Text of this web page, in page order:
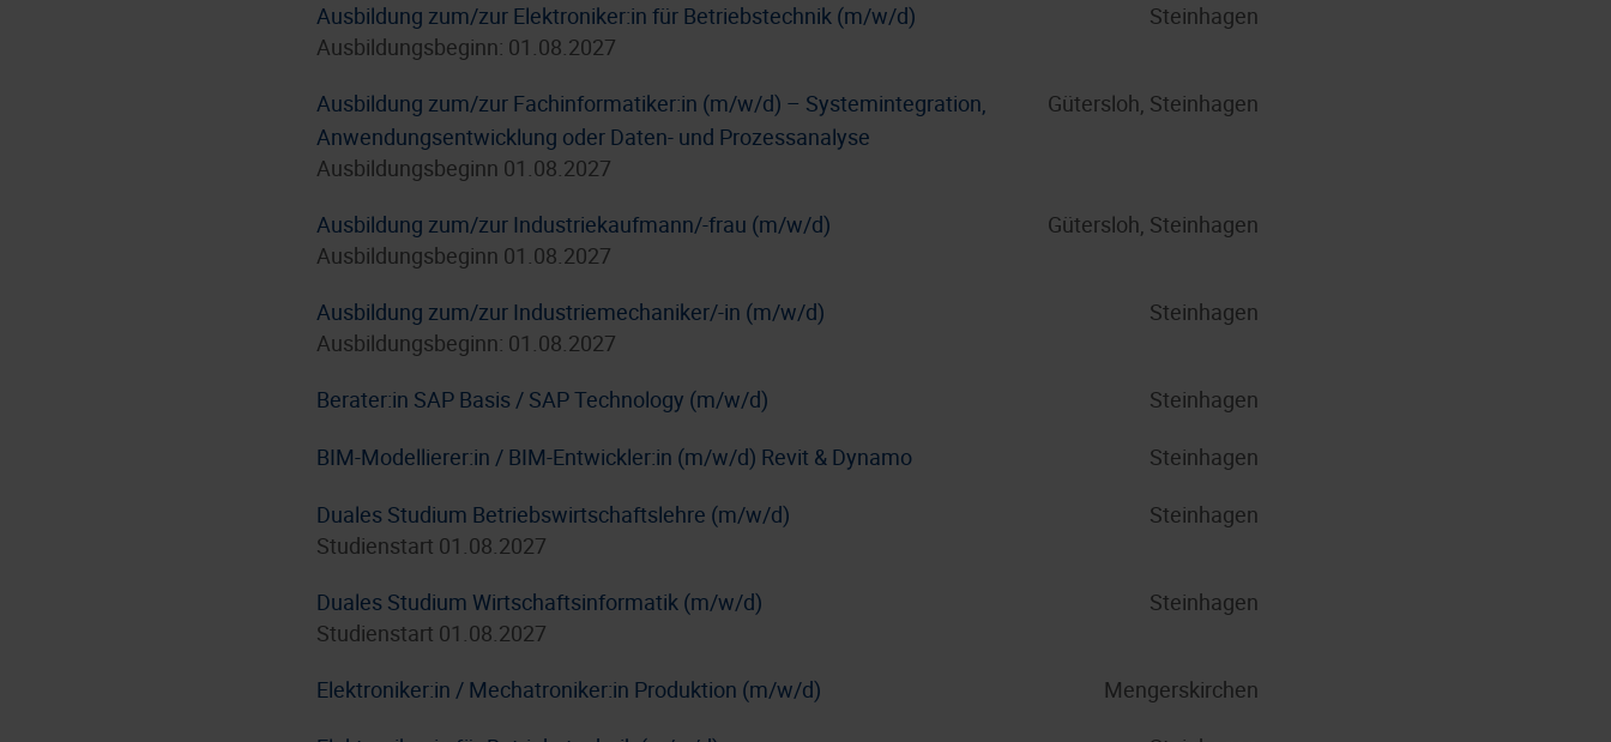
Ausbildung zum/zur Elektroniker:in für Betriebstechnik (m/w/d)
Ausbildungsbeginn: 01.08.2027
Steinhagen
Ausbildung zum/zur Fachinformatiker:in (m/w/d) – Systemintegration,
Anwendungsentwicklung oder Daten- und Prozessanalyse
Ausbildungsbeginn 01.08.2027
Gütersloh, Steinhagen
Ausbildung zum/zur Industriekaufmann/-frau (m/w/d)
Ausbildungsbeginn 01.08.2027
Gütersloh, Steinhagen
Ausbildung zum/zur Industriemechaniker/-in (m/w/d)
Ausbildungsbeginn: 01.08.2027
Steinhagen
Berater:in SAP Basis / SAP Technology (m/w/d)
Steinhagen
BIM-Modellierer:in / BIM-Entwickler:in (m/w/d) Revit & Dynamo
Steinhagen
Duales Studium Betriebswirtschaftslehre (m/w/d)
Studienstart 01.08.2027
Steinhagen
Duales Studium Wirtschaftsinformatik (m/w/d)
Studienstart 01.08.2027
Steinhagen
Elektroniker:in / Mechatroniker:in Produktion (m/w/d)
Mengerskirchen